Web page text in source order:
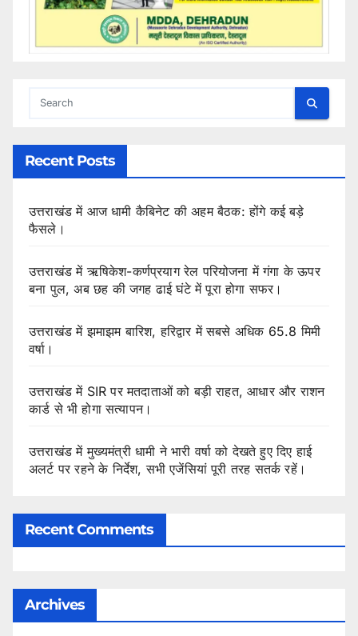
Recent Posts
उत्तराखंड में आज धामी कैबिनेट की अहम बैठक: होंगे कई बड़े
फैसले।
उत्तराखंड में ऋषिकेश-कर्णप्रयाग रेल परियोजना में गंगा के ऊपर
बना पुल, अब छह की जगह ढाई घंटे में पूरा होगा सफर।
उत्तराखंड में झमाझम बारिश, हरिद्वार में सबसे अधिक 65.8 मिमी
वर्षा।
उत्तराखंड में SIR पर मतदाताओं को बड़ी राहत, आधार और राशन
कार्ड से भी होगा सत्यापन।
उत्तराखंड में मुख्यमंत्री धामी ने भारी वर्षा को देखते हुए दिए हाई
अलर्ट पर रहने के निर्देश, सभी एजेंसियां पूरी तरह सतर्क रहें।
Recent Comments
Archives